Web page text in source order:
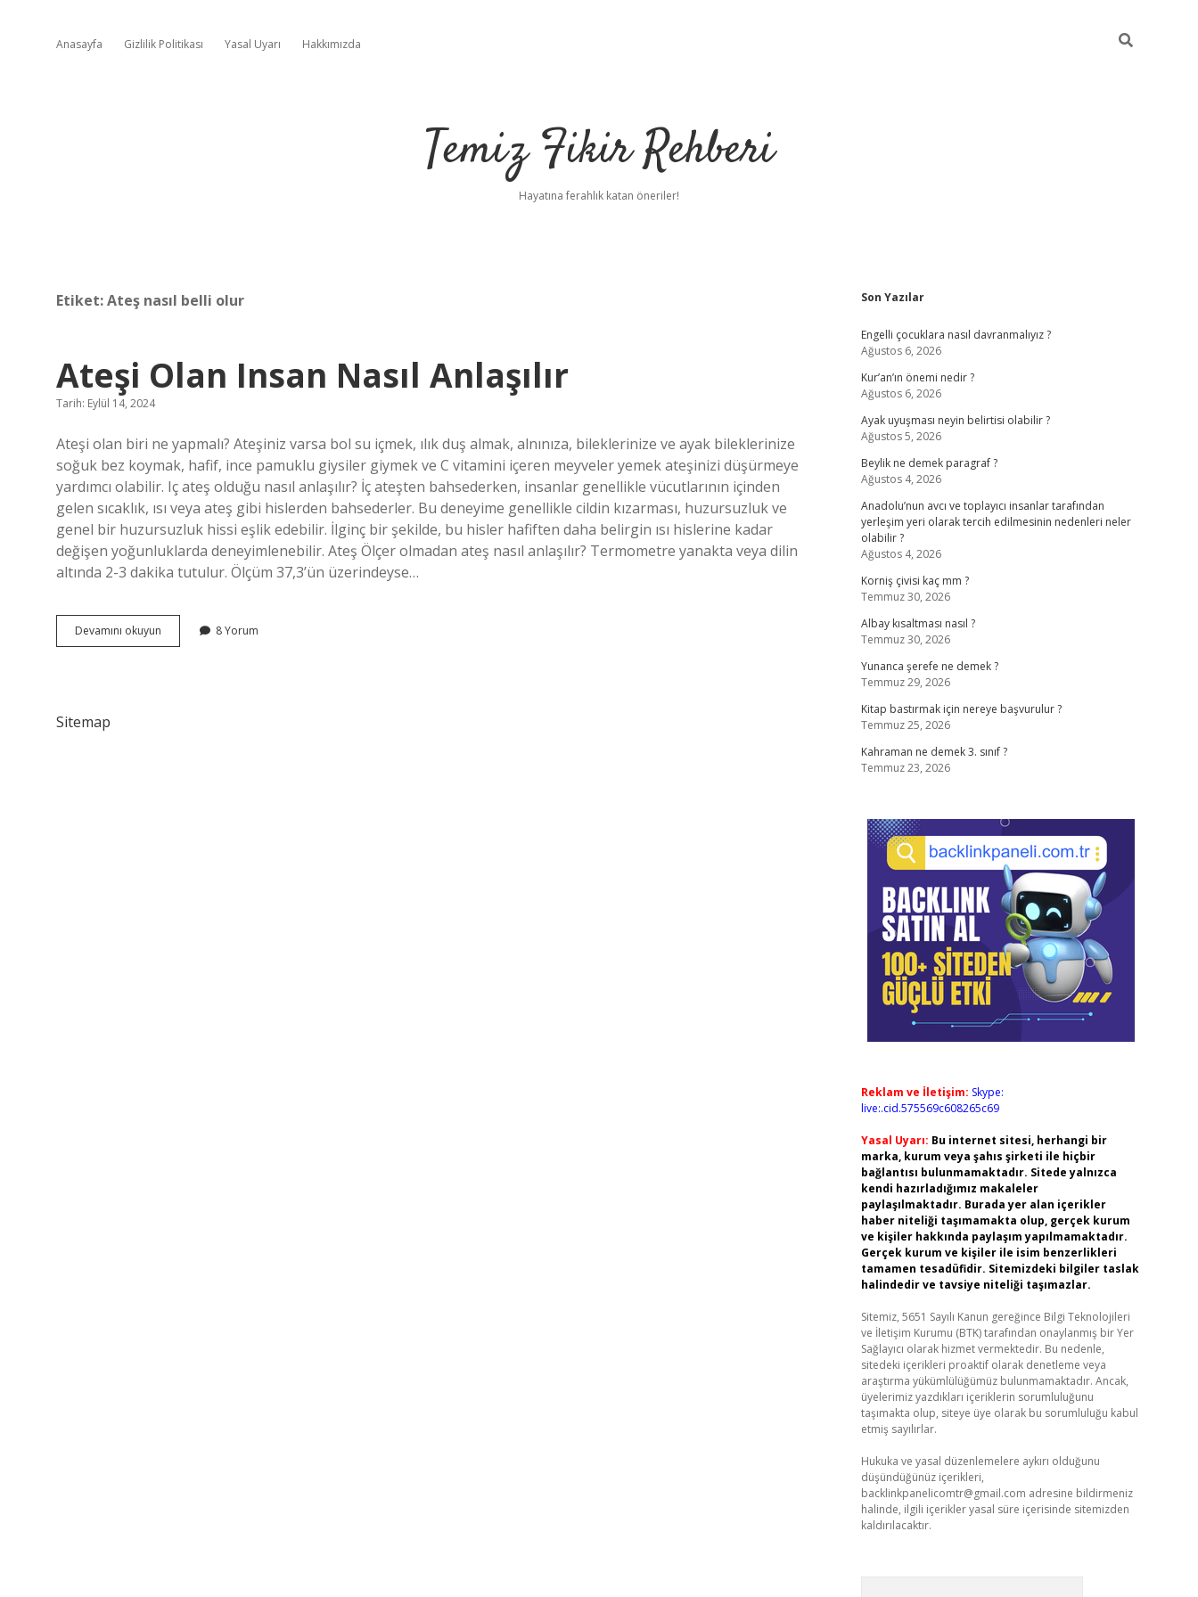
Anasayfa Gizlilik Politikası Yasal Uyarı Hakkımızda
Temiz Fikir Rehberi
Hayatına ferahlık katan öneriler!
Etiket:Ateş nasıl belli olur
Ateşi Olan Insan Nasıl Anlaşılır
Tarih: Eylül 14, 2024
Ateşi olan biri ne yapmalı? Ateşiniz varsa bol su içmek, ılık duş almak, alnınıza, bileklerinize ve ayak bileklerinize
soğuk bez koymak, hafif, ince pamuklu giysiler giymek ve C vitamini içeren meyveler yemek ateşinizi düşürmeye
yardımcı olabilir. Iç ateş olduğu nasıl anlaşılır? İç ateşten bahsederken, insanlar genellikle vücutlarının içinden
gelen sıcaklık, ısı veya ateş gibi hislerden bahsederler. Bu deneyime genellikle cildin kızarması, huzursuzluk ve
genel bir huzursuzluk hissi eşlik edebilir. İlginç bir şekilde, bu hisler hafiften daha belirgin ısı hislerine kadar
değişen yoğunluklarda deneyimlenebilir. Ateş Ölçer olmadan ateş nasıl anlaşılır? Termometre yanakta veya dilin
altında 2-3 dakika tutulur. Ölçüm 37,3’ün üzerindeyse…
Devamını okuyun
Olan
8 Yorum
Sitemap
Sidebar
Son Yazılar
Engelli çocuklara nasıl davranmalıyız ?
Ağustos 6, 2026
Kur’an’ın önemi nedir ?
Ağustos 6, 2026
Ayak uyuşması neyin belirtisi olabilir ?
Ağustos 5, 2026
Beylik ne demek paragraf ?
Ağustos 4, 2026
Anadolu’nun avcı ve toplayıcı insanlar tarafından
yerleşim yeri olarak tercih edilmesinin nedenleri neler
olabilir ?
Ağustos 4, 2026
Korniş çivisi kaç mm ?
Temmuz 30, 2026
Albay kısaltması nasıl ?
Temmuz 30, 2026
Yunanca şerefe ne demek ?
Temmuz 29, 2026
Kitap bastırmak için nereye başvurulur ?
Temmuz 25, 2026
Kahraman ne demek 3. sınıf ?
Temmuz 23, 2026
Reklam ve İletişim: Skype:
live:.cid.575569c608265c69
Yasal Uyarı: Bu internet sitesi, herhangi bir
marka, kurum veya şahıs şirketi ile hiçbir
bağlantısı bulunmamaktadır. Sitede yalnızca
kendi hazırladığımız makaleler
paylaşılmaktadır. Burada yer alan içerikler
haber niteliği taşımamakta olup, gerçek kurum
ve kişiler hakkında paylaşım yapılmamaktadır.
Gerçek kurum ve kişiler ile isim benzerlikleri
tamamen tesadüfidir. Sitemizdeki bilgiler taslak
halindedir ve tavsiye niteliği taşımazlar.
Sitemiz, 5651 Sayılı Kanun gereğince Bilgi Teknolojileri
ve İletişim Kurumu (BTK) tarafından onaylanmış bir Yer
Sağlayıcı olarak hizmet vermektedir. Bu nedenle,
sitedeki içerikleri proaktif olarak denetleme veya
araştırma yükümlülüğümüz bulunmamaktadır. Ancak,
üyelerimiz yazdıkları içeriklerin sorumluluğunu
taşımakta olup, siteye üye olarak bu sorumluluğu kabul
etmiş sayılırlar.
Hukuka ve yasal düzenlemelere aykırı olduğunu
düşündüğünüz içerikleri,
backlinkpanelicomtr@gmail.com adresine bildirmeniz
halinde, ilgili içerikler yasal süre içerisinde sitemizden
kaldırılacaktır.